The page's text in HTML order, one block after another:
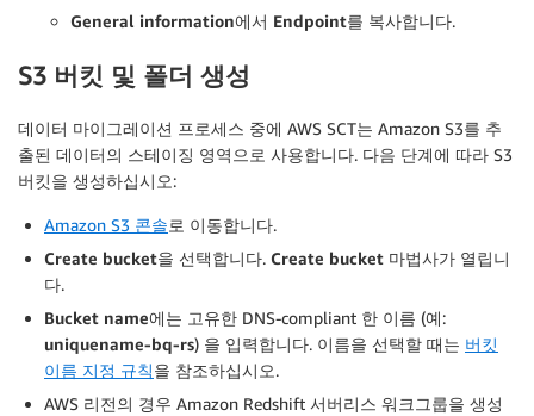
General information에서 Endpoint를 복사합니다.
S3 버킷 및 폴더 생성
데이터 마이그레이션 프로세스 중에 AWS SCT는 Amazon S3를 추
출된 데이터의 스테이징 영역으로 사용합니다. 다음 단계에 따라 S3
버킷을 생성하십시오:
Amazon S3 콘솔로 이동합니다.
Create bucket을 선택합니다. Create bucket 마법사가 열립니
다.
Bucket name에는 고유한 DNS-compliant 한 이름 (예:
uniquename-bq-rs) 을 입력합니다. 이름을 선택할 때는 버킷
이름 지정 규칙을 참조하십시오.
AWS 리전의 경우 Amazon Redshift 서버리스 워크그룹을 생성